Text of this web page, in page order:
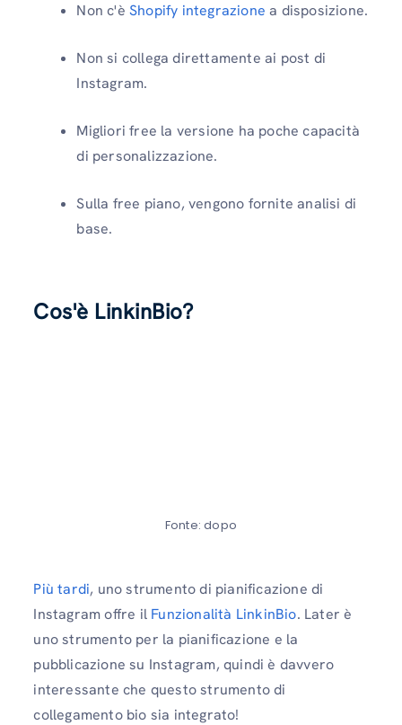
Non c'è Shopify integrazione a disposizione.
Non si collega direttamente ai post di
Instagram.
Migliori free la versione ha poche capacità
di personalizzazione.
Sulla free piano, vengono fornite analisi di
base.
Cos'è LinkinBio?
Fonte: dopo
Più tardi, uno strumento di pianificazione di
Instagram offre il Funzionalità LinkinBio. Later è
uno strumento per la pianificazione e la
pubblicazione su Instagram, quindi è davvero
interessante che questo strumento di
collegamento bio sia integrato!